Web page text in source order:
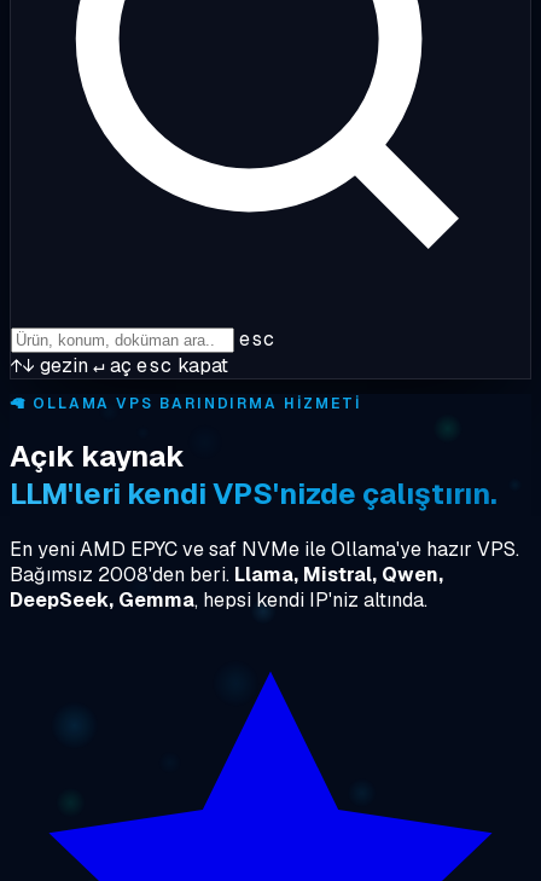
esc
↑↓ gezin↵aç esc kapat
🦙 OLLAMA VPS BARINDIRMA HIZMETI
Açık kaynak
LLM'leri kendi VPS'nizde çalıştırın.
En yeni AMD EPYC ve saf NVMe ile Ollama'ye hazır VPS.
Bağımsız 2008'den beri. Llama, Mistral, Qwen,
DeepSeek, Gemma, hepsi kendi IP'niz altında.